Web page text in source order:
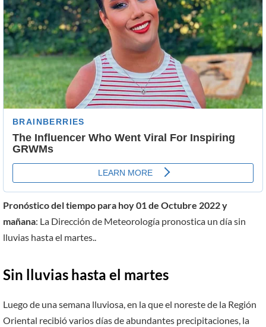
Pronóstico del tiempo para hoy 01 de Octubre 2022 y
mañana: La Dirección de Meteorología pronostica un día sin
lluvias hasta el martes..
Sin lluvias hasta el martes
Luego de una semana lluviosa, en la que el noreste de la Región
Oriental recibió varios días de abundantes precipitaciones, la